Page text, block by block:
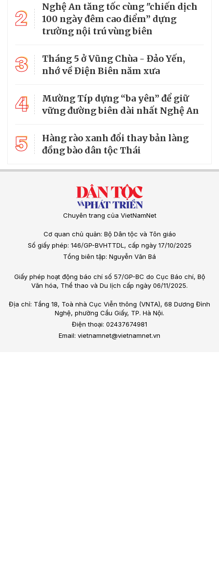
2
Nghệ An tăng tốc cùng "chiến dịch
100 ngày đêm cao điểm” dựng
trường nội trú vùng biên
3
Tháng 5 ở Vũng Chùa - Đảo Yến,
nhớ về Điện Biên năm xưa
4
Mường Típ dựng “ba yên” để giữ
vững đường biên dài nhất Nghệ An
5
Hàng rào xanh đổi thay bản làng
đồng bào dân tộc Thái
Chuyên trang của VietNamNet
Cơ quan chủ quản: Bộ Dân tộc và Tôn giáo
Số giấy phép: 146/GP-BVHTTDL, cấp ngày 17/10/2025
Tổng biên tập: Nguyễn Văn Bá
Giấy phép hoạt động báo chí số 57/GP-BC do Cục Báo chí, Bộ
Văn hóa, Thể thao và Du lịch cấp ngày 06/11/2025.
Địa chỉ: Tầng 18, Toà nhà Cục Viễn thông (VNTA), 68 Dương Đình
Nghệ, phường Cầu Giấy, TP. Hà Nội.
Điện thoại: 02437674981
Email: vietnamnet@vietnamnet.vn